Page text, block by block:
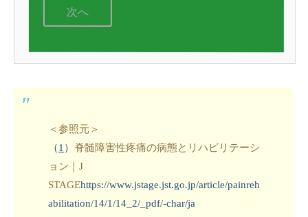
次へ
＜参照元＞
（1） 脊髄障害性疼痛の病態とリハビリテーシ
ョン｜J
STAGEhttps://www.jstage.jst.go.jp/article/painreh
abilitation/14/1/14_2/_pdf/-char/ja